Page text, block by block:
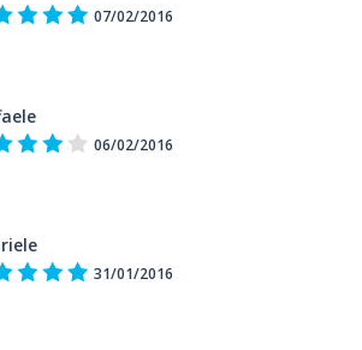
07/02/2016
06/02/2016
31/01/2016